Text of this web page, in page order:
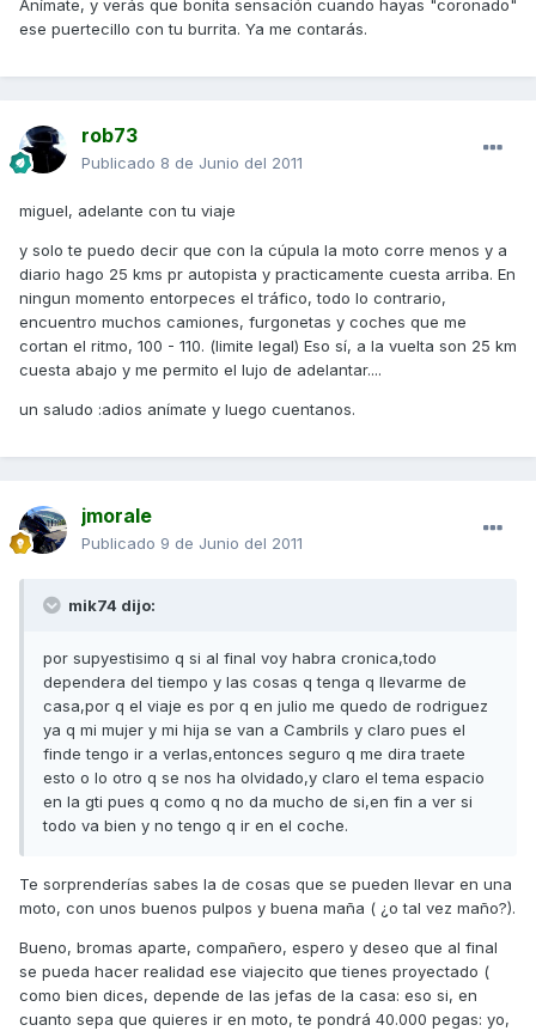
Anímate, y verás que bonita sensación cuando hayas "coronado"
ese puertecillo con tu burrita. Ya me contarás.
rob73
Publicado 8 de Junio del 2011
miguel, adelante con tu viaje
y solo te puedo decir que con la cúpula la moto corre menos y a
diario hago 25 kms pr autopista y practicamente cuesta arriba. En
ningun momento entorpeces el tráfico, todo lo contrario,
encuentro muchos camiones, furgonetas y coches que me
cortan el ritmo, 100 - 110. (limite legal) Eso sí, a la vuelta son 25 km
cuesta abajo y me permito el lujo de adelantar....
un saludo :adios anímate y luego cuentanos.
jmorale
Publicado 9 de Junio del 2011
mik74 dijo:
por supyestisimo q si al final voy habra cronica,todo
dependera del tiempo y las cosas q tenga q llevarme de
casa,por q el viaje es por q en julio me quedo de rodriguez
ya q mi mujer y mi hija se van a Cambrils y claro pues el
finde tengo ir a verlas,entonces seguro q me dira traete
esto o lo otro q se nos ha olvidado,y claro el tema espacio
en la gti pues q como q no da mucho de si,en fin a ver si
todo va bien y no tengo q ir en el coche.
Te sorprenderías sabes la de cosas que se pueden llevar en una
moto, con unos buenos pulpos y buena maña ( ¿o tal vez maño?).
Bueno, bromas aparte, compañero, espero y deseo que al final
se pueda hacer realidad ese viajecito que tienes proyectado (
como bien dices, depende de las jefas de la casa: eso si, en
cuanto sepa que quieres ir en moto, te pondrá 40.000 pegas: yo,